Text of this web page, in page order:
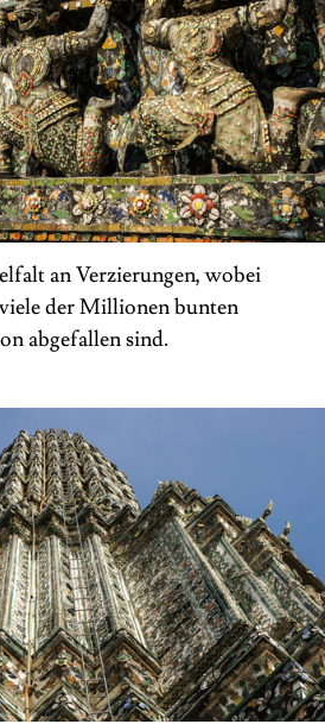
an Verzierungen, wobei
der Millionen bunten
abgefallen sind.